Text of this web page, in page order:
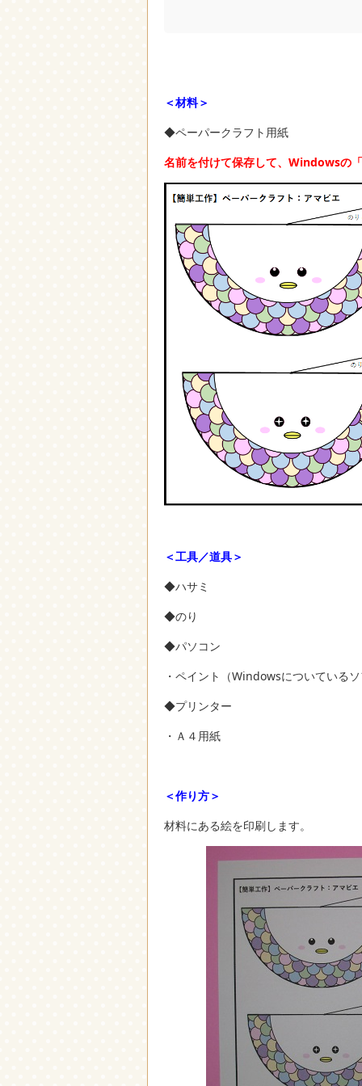
＜材料＞
◆ペーパークラフト用紙
名前を付けて保存して、Windowsの
＜工具／道具＞
◆ハサミ
◆のり
◆パソコン
・ペイント（Windowsについている
◆プリンター
・Ａ４用紙
＜作り方＞
材料にある絵を印刷します。